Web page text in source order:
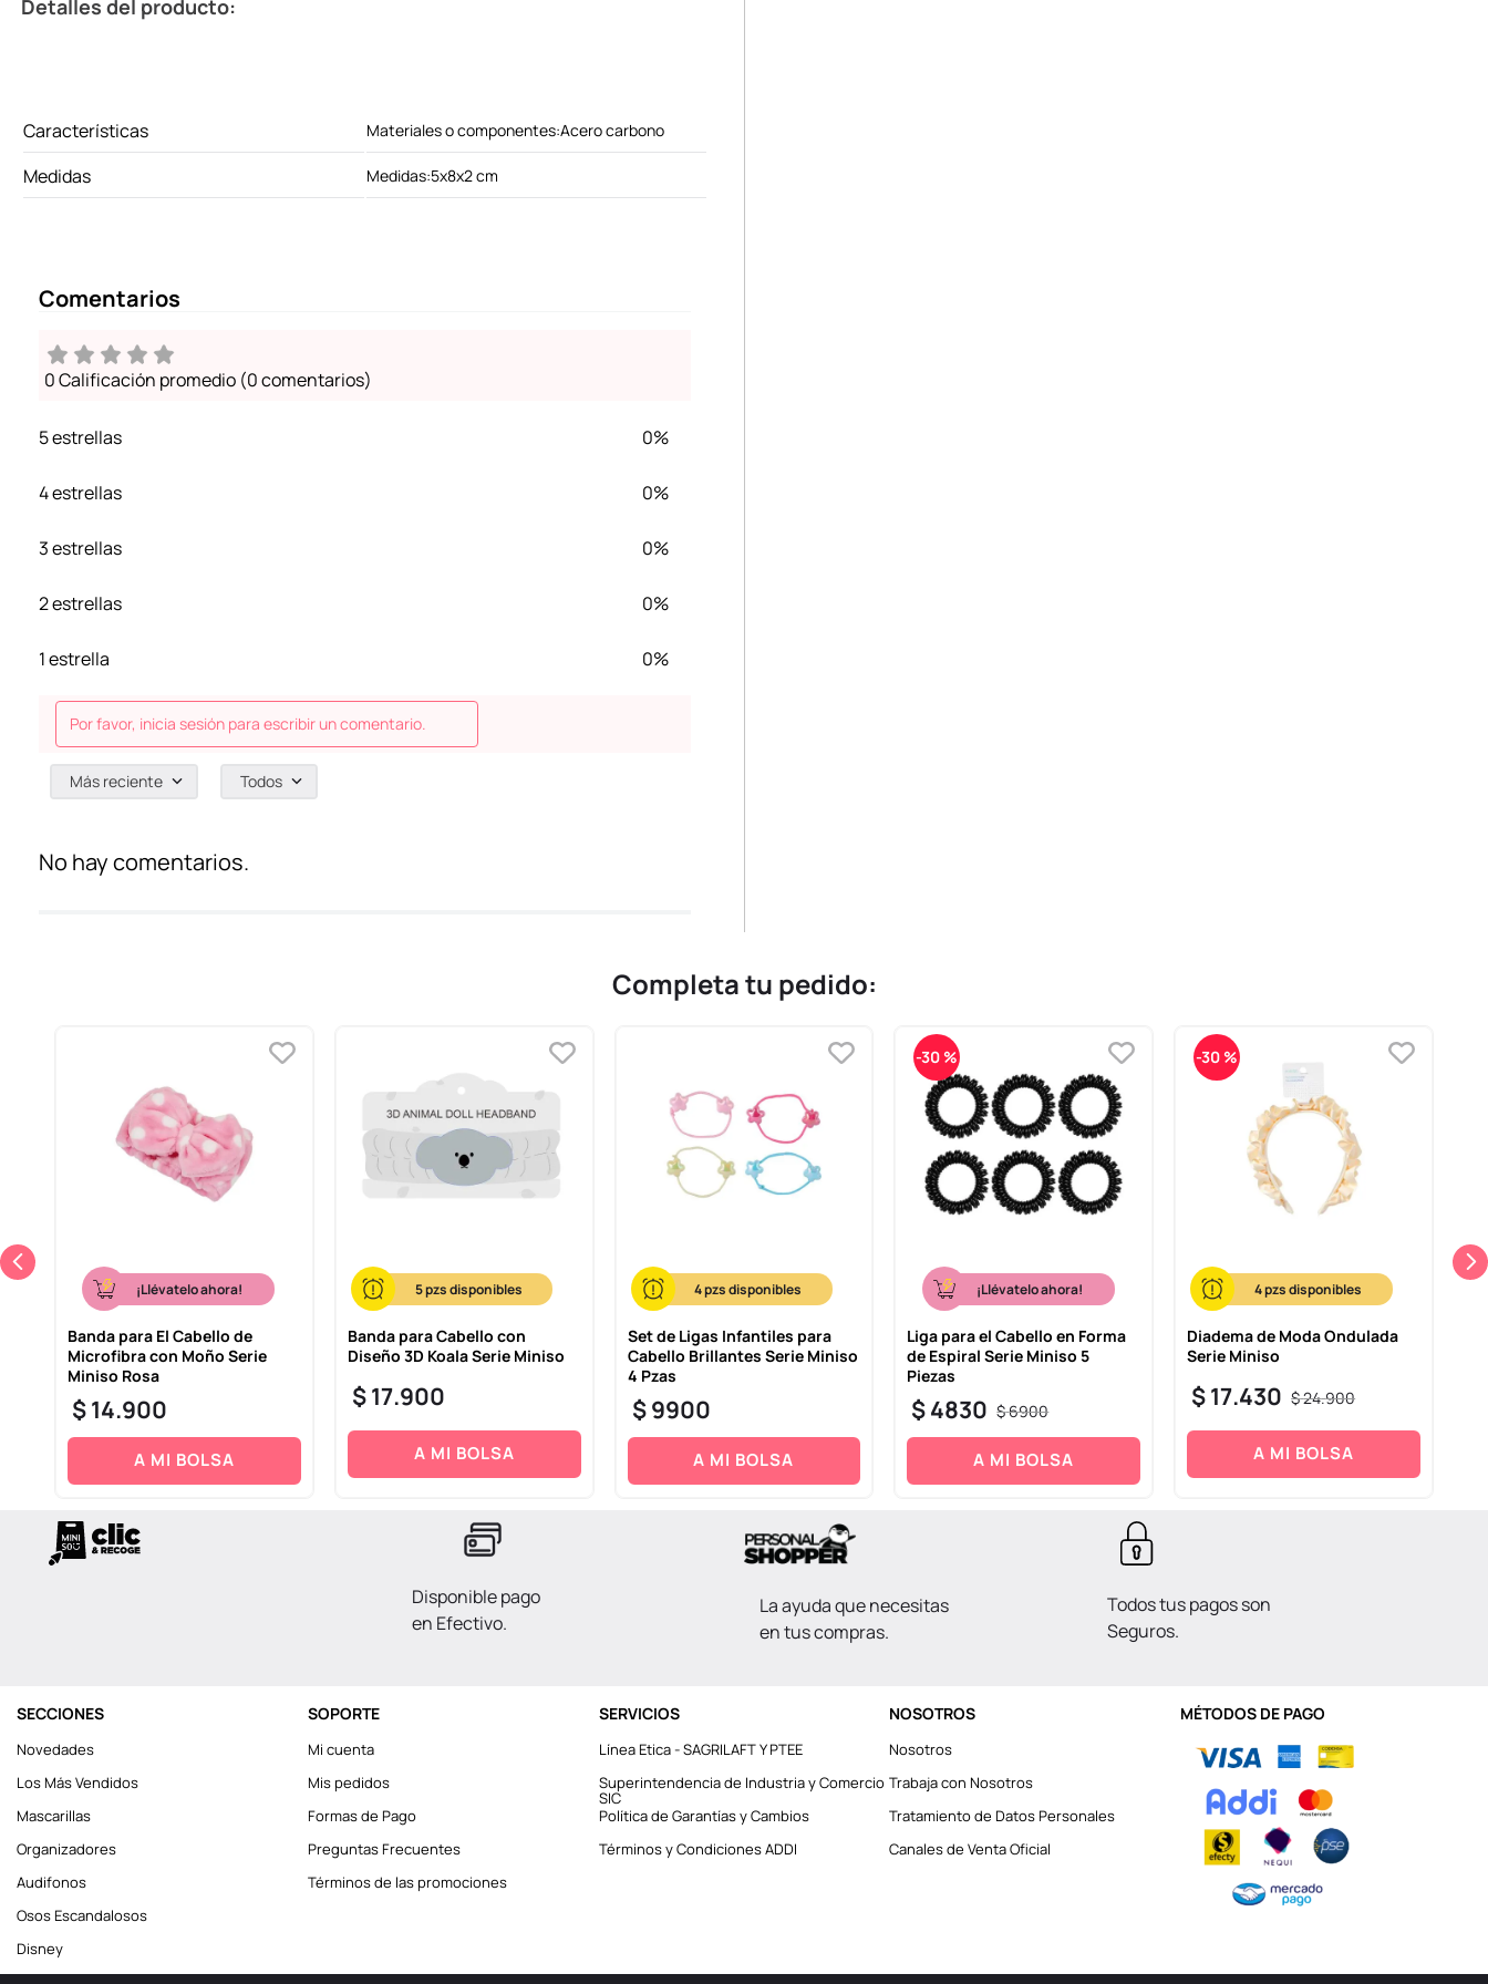
Detalles del producto:
Características Materiales o componentes:Acero carbono
Medidas Medidas:5x8x2 cm
Comentarios
0 Calificación promedio (0 comentarios)
5 estrellas 0%
4 estrellas 0%
3 estrellas 0%
2 estrellas 0%
1 estrella 0%
Por favor, inicia sesión para escribir un comentario.
Más reciente Todos
No hay comentarios.
Completa tu pedido:
¡Llévatelo ahora!
Banda para El Cabello de
Microfibra con Moño Serie
Miniso Rosa
$14.900
A MI BOLSA
5
Banda para Cabello con
Diseño 3D Koala Serie Miniso
$17.900
A MI BOLSA
4
Set de Ligas Infantiles para
Cabello Brillantes Serie Miniso
4 Pzas
$9900
A MI BOLSA
-30 %
¡Llévatelo ahora!
Liga para el Cabello en Forma
de Espiral Serie Miniso 5
Piezas
$6900
$4830
A MI BOLSA
-30 %
4
Diadema de Moda Ondulada
Serie Miniso
$24.900
$17.430
A MI BOLSA
Disponible pago
en Efectivo.
La ayuda que necesitas
en tus compras.
Todos tus pagos son
Seguros.
SECCIONES
Novedades
Los Más Vendidos
Mascarillas
Organizadores
Audifonos
Osos Escandalosos
Disney
SOPORTE
Mi cuenta
Mis pedidos
Formas de Pago
Preguntas Frecuentes
Términos de las promociones
SERVICIOS
Línea Etica - SAGRILAFT Y PTEE
Superintendencia de Industria y Comercio
SIC
Política de Garantías y Cambios
Términos y Condiciones ADDI
NOSOTROS
Nosotros
Trabaja con Nosotros
Tratamiento de Datos Personales
Canales de Venta Oficial
MÉTODOS DE PAGO